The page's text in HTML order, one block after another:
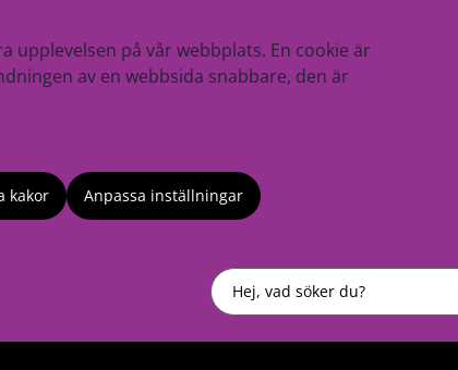
upplevelsen på vår webbplats. En cookie är
av en webbsida snabbare, den är
kakor Anpassa inställningar
Sök